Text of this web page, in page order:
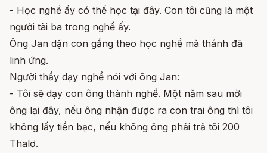
- Học nghề ấy có thể học tại đây. Con tôi cũng là một
người tài ba trong nghề ấy.
Ông Jan dặn con gắng theo học nghề mà thánh đã
linh ứng.
Người thầy dạy nghề nói với ông Jan:
- Tôi sẽ dạy con ông thành nghề. Một năm sau mời
ông lại đây, nếu ông nhận được ra con trai ông thì tôi
không lấy tiền bạc, nếu không ông phải trả tôi 200
Thalơ.